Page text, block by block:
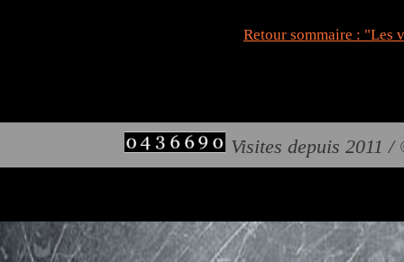
Retour sommaire : "Les
Visites depuis 2011